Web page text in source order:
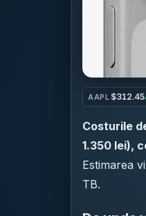
AAPL $312.45
Costurile
1.350 lei),
Estimarea
TB.